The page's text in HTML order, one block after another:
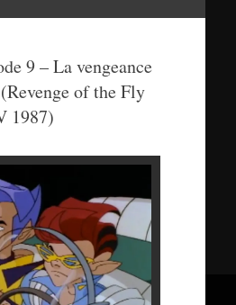
9 – La vengeance
of the Fly
1987)